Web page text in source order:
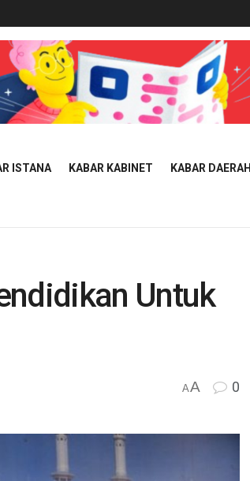
ISTANA KABAR KABINET KABAR DAERAH
Untuk
AA 0